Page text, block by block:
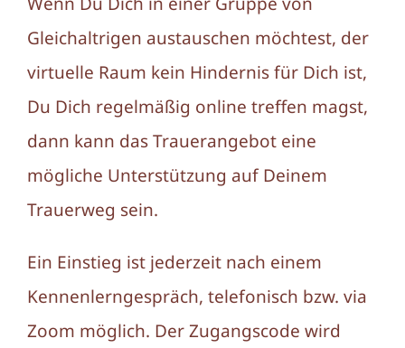
Gleichaltrigen austauschen möchtest, der
virtuelle Raum kein Hindernis für Dich ist,
Du Dich regelmäßig online treffen magst,
dann kann das Trauerangebot eine
mögliche Unterstützung auf Deinem
Trauerweg sein.
Ein Einstieg ist jederzeit nach einem
Kennenlerngespräch, telefonisch bzw. via
Zoom möglich. Der Zugangscode wird